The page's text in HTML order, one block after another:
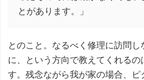
とがあります。」
とのこと。なるべく修理に訪問し
に、という方向で教えてくれるの
す。残念ながら我が家の場合、ピ